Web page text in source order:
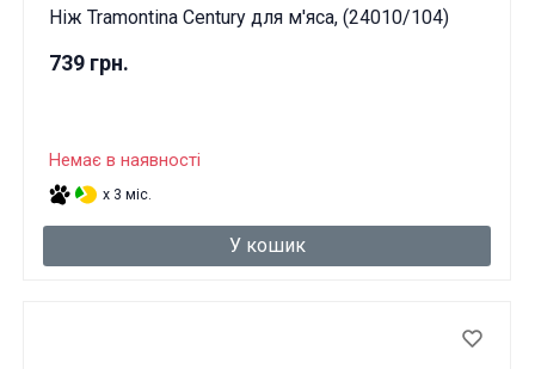
Ніж Tramontina Century для м'яса, (24010/104)
739 грн.
Немає в наявності
x 3 міс.
У кошик